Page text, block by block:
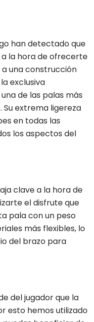
han detectado que
a la hora de ofrecerte
a una construcción
exclusiva
de las palas más
Su extrema ligereza
en todas las
los aspectos del
clave a la hora de
el disfrute que
pala con un peso
más flexibles, lo
del brazo para
del jugador que la
esto hemos utilizado